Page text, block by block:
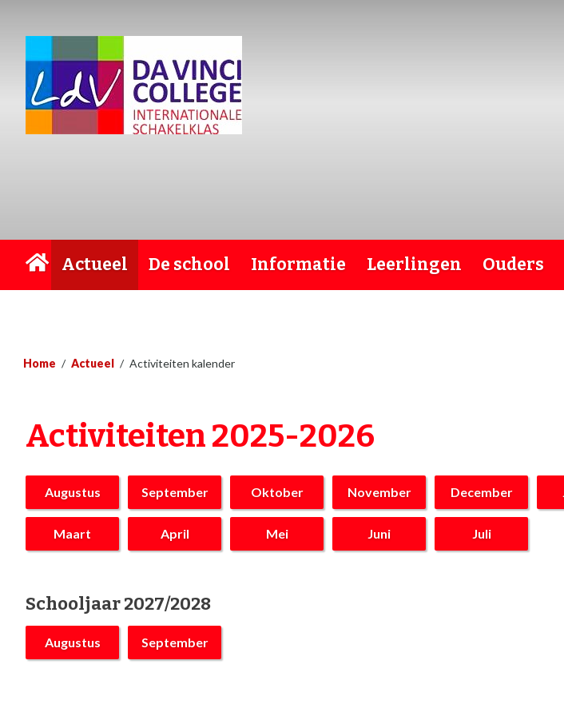
Actueel De school Informatie Leerlingen Ouders
Home / Actueel / Activiteiten kalender
Activiteiten 2025-2026
Augustus September Oktober November December
Maart April Mei Juni Juli
Schooljaar 2027/2028
Augustus September